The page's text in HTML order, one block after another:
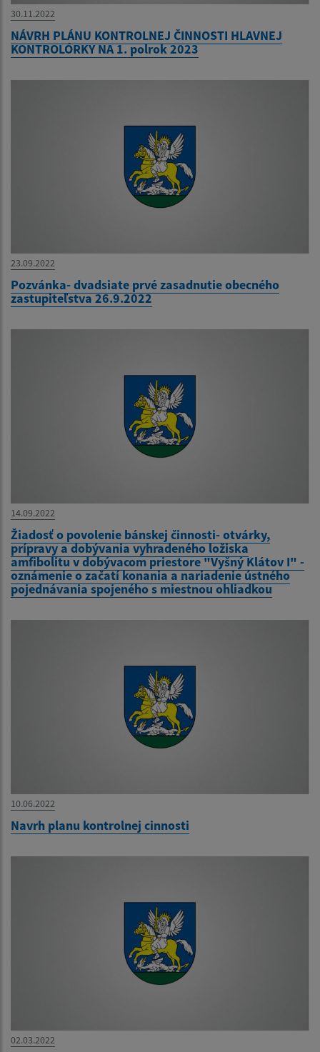
30.11.2022
NÁVRH PLÁNU KONTROLNEJ ČINNOSTI HLAVNEJ
KONTROLÓRKY NA 1. polrok 2023
23.09.2022
Pozvánka- dvadsiate prvé zasadnutie obecného
zastupiteľstva 26.9.2022
14.09.2022
Žiadosť o povolenie bánskej činnosti- otvárky,
prípravy a dobývania vyhradeného ložiska
amfibolitu v dobývacom priestore "Vyšný Klátov I" -
oznámenie o začatí konania a nariadenie ústného
pojednávania spojeného s miestnou ohliadkou
10.06.2022
Navrh planu kontrolnej cinnosti
02.03.2022